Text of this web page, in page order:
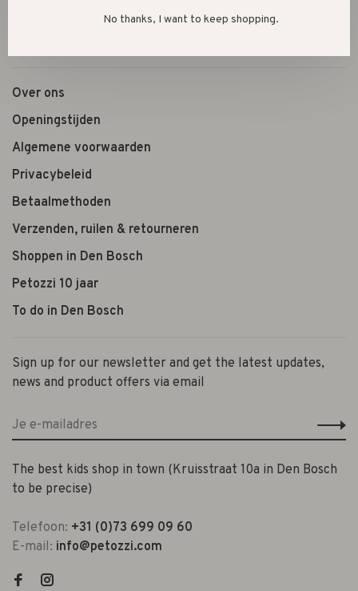
Over ons
Openingstijden
Algemene voorwaarden
Privacybeleid
Betaalmethoden
Verzenden, ruilen & retourneren
Shoppen in Den Bosch
Petozzi 10 jaar
To do in Den Bosch
Sign up for our newsletter and get the latest updates,
news and product offers via email
The best kids shop in town (Kruisstraat 10a in Den Bosch
to be precise)
Telefoon: +31 (0)73 699 09 60
E-mail: info@petozzi.com
No thanks, I want to keep shopping.